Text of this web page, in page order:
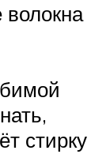
стирку